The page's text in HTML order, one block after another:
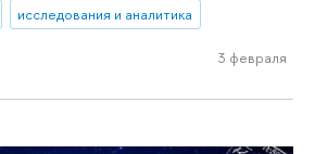
исследования и аналитика
3 февраля